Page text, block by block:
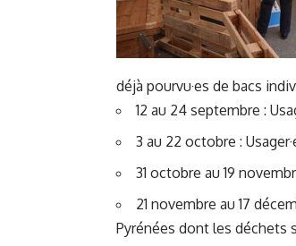
déjà pourvu·es de bacs
12 au 24 septembre :
3 au 22 octobre :
31 octobre au 19
21 novembre au 17
Pyrénées dont les déchets